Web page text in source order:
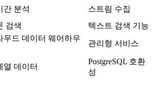
간 분석
스트림 수집
검색 텍스트 검색 기능
우드 데이터 웨어하우
관리형 서비스
열 데이터
PostgreSQL 호환
성